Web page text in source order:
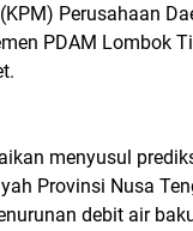
Perusahaan
PDAM Lombok
menyusul
Provinsi Nusa
debit air